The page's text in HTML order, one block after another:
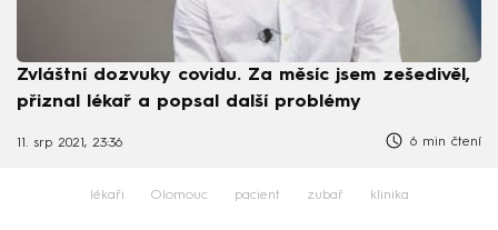
Zvláštní dozvuky covidu. Za měsíc jsem zešedivěl,
přiznal lékař a popsal další problémy
11. srp 2021, 23:36 6 min čtení
lékaři Olomouc pacient zubař klinika